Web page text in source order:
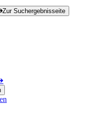
Zur Suchergebnisseite